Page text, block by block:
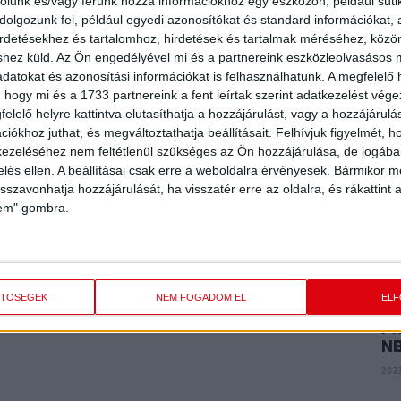
fel, például egyedi azonosítókat és standard információkat,
és tartalomhoz, hirdetések és tartalmak méréséhez,
küld. Az Ön engedélyével mi és a partnereink eszközleolvasásos
és azonosítási információkat is felhasználhatunk. A megfelelő
hogy mi és a 1733 partnereink a fent leírtak szerint adatkezelést
helyre kattintva elutasíthatja a hozzájárulást, vagy a
juthat, és megváltoztathatja beállításait. Felhívjuk figyelmét,
nem feltétlenül szükséges az Ön hozzájárulása, de
ellen. A beállításai csak erre a weboldalra érvényesek. Bármikor
hozzájárulását, ha visszatér erre az oldalra, és rákattint
gombra.
NEM FOGADOM EL
Kézilabda Akadémián alakították ki, amely február
kiemelt kézilabda-akadémiák szakemberei számára
mellett képviseltette magát a Győri ETO, az FTC, a
kézilabda-akadémiája. Dr. Sáfár Sándor, az Emberi
meg a konferenciát, majd Mocsai Tamás, a NEKA
NEKA sporttudományos és szakmai főigazgatója tartott
beszélgetések folytak, melyeket a NEKA szakemberei
Akadémiánkat az ügyvezető igazgató, Ábrók
Márián Blanka és Győrvári Viktor, valamint Posta
mellett partnerszervezetünk, a Sportdiagnosztikai,
Sándor is küldöttségünkkel tartott.